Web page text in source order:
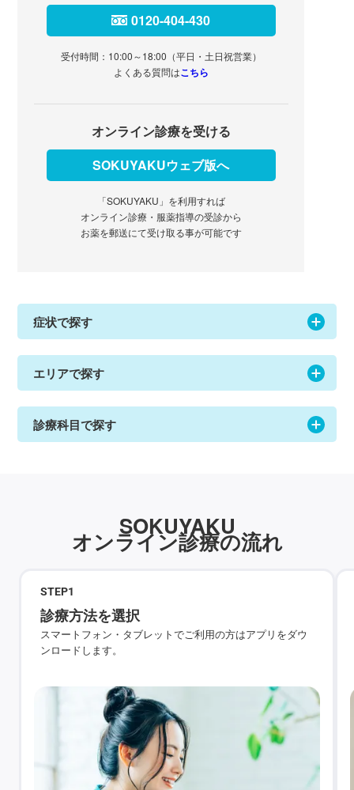
0120-404-430
受付時間：10:00～18:00（平日・土日祝営業）
よくある質問はこちら
オンライン診療を受ける
SOKUYAKUウェブ版へ
「SOKUYAKU」を利用すれば
オンライン診療・服薬指導の受診から
お薬を郵送にて受け取る事が可能です
症状で探す
エリアで探す
診療科目で探す
SOKUYAKU
オンライン診療の流れ
STEP1
診療方法を選択
スマートフォン・タブレットでご利用の方はアプリをダウ
ンロードします。